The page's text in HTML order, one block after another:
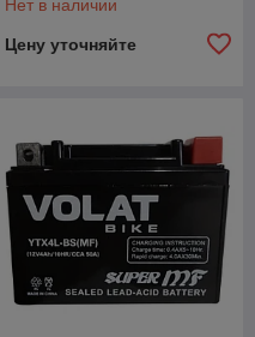
Нет в наличии
Цену уточняйте